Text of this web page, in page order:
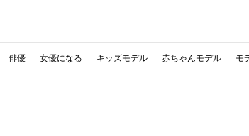
俳優 女優になる キッズモデル 赤ちゃんモデル モ